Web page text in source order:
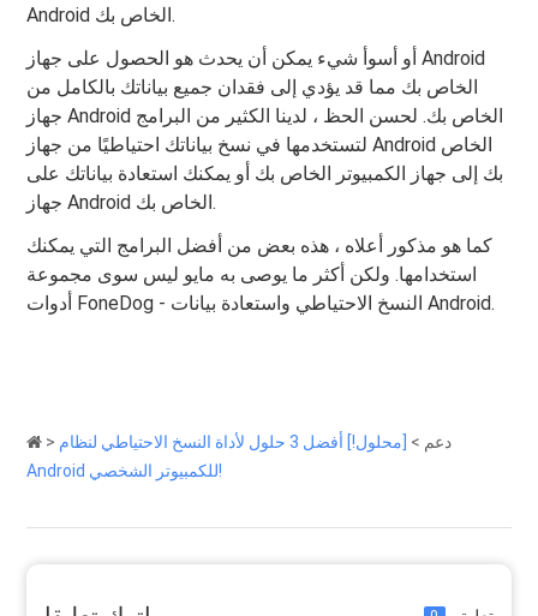
Android الخاص بك.
أو أسوأ شيء يمكن أن يحدث هو الحصول على جهاز Android
الخاص بك مما قد يؤدي إلى فقدان جميع بياناتك بالكامل من
جهاز Android الخاص بك. لحسن الحظ ، لدينا الكثير من البرامج
لتستخدمها في نسخ بياناتك احتياطيًا من جهاز Android الخاص
بك إلى جهاز الكمبيوتر الخاص بك أو يمكنك استعادة بياناتك على
جهاز Android الخاص بك.
كما هو مذكور أعلاه ، هذه بعض من أفضل البرامج التي يمكنك
استخدامها. ولكن أكثر ما يوصى به مايو ليس سوى مجموعة
أدوات FoneDog - النسخ الاحتياطي واستعادة بيانات Android.
> دعم >
[محلول!] أفضل 3 حلول لأداة النسخ الاحتياطي لنظام
Android للكمبيوتر الشخصي!